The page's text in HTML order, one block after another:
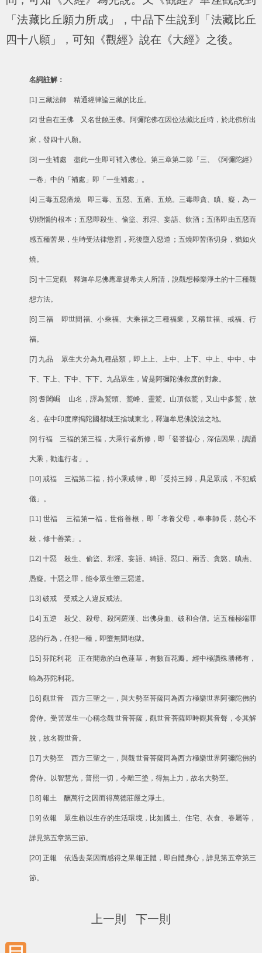
「法藏比丘願力所成」，中品下生說到「法藏比丘
四十八願」，可知《觀經》說在《大經》之後。
名詞註解：
[1] 三藏法師 精通經律論三藏的比丘。
[2] 世自在王佛 又名世饒王佛。阿彌陀佛在因位法藏比丘時，於此佛所出
家，發四十八願。
[3] 一生補處 盡此一生即可補入佛位。第三章第二節「三、《阿彌陀經》
一卷」中的「補處」即「一生補處」。
[4] 三毒五惡痛燒 即三毒、五惡、五痛、五燒。三毒即貪、瞋、癡，為一
切煩惱的根本；五惡即殺生、偷盜、邪淫、妄語、飲酒；五痛即由五惡而
感五種苦果，生時受法律懲罰，死後墮入惡道；五燒即苦痛切身，猶如火
燒。
[5] 十三定觀 釋迦牟尼佛應韋提希夫人所請，說觀想極樂淨土的十三種觀
想方法。
[6] 三福 即世間福、小乘福、大乘福之三種福業，又稱世福、戒福、行
福。
[7] 九品 眾生大分為九種品類，即上上、上中、上下、中上、中中、中
下、下上、下中、下下。九品眾生，皆是阿彌陀佛救度的對象。
[8] 耆闍崛 山名，譯為鷲頭、鷲峰、靈鷲。山頂似鷲，又山中多鷲，故
名。在中印度摩揭陀國都城王捨城東北，釋迦牟尼佛說法之地。
[9] 行福 三福的第三福，大乘行者所修，即「發菩提心，深信因果，讀誦
大乘，勸進行者」。
[10] 戒福 三福第二福，持小乘戒律，即「受持三歸，具足眾戒，不犯威
儀」。
[11] 世福 三福第一福，世俗善根，即「孝養父母，奉事師長，慈心不
殺，修十善業」。
[12] 十惡 殺生、偷盜、邪淫、妄語、綺語、惡口、兩舌、貪慾、瞋恚、
愚癡。十惡之罪，能令眾生墮三惡道。
[13] 破戒 受戒之人違反戒法。
[14] 五逆 殺父、殺母、殺阿羅漢、出佛身血、破和合僧。這五種極端罪
惡的行為，任犯一種，即墮無間地獄。
[15] 芬陀利花 正在開敷的白色蓮華，有數百花瓣。經中極讚殊勝稀有，
喻為芬陀利花。
[16] 觀世音 西方三聖之一，與大勢至菩薩同為西方極樂世界阿彌陀佛的
脅侍。受苦眾生一心稱念觀世音菩薩，觀世音菩薩即時觀其音聲，令其解
脫，故名觀世音。
[17] 大勢至 西方三聖之一，與觀世音菩薩同為西方極樂世界阿彌陀佛的
脅侍。以智慧光，普照一切，令離三塗，得無上力，故名大勢至。
[18] 報土 酬萬行之因而得萬德莊嚴之淨土。
[19] 依報 眾生賴以生存的生活環境，比如國土、住宅、衣食、眷屬等，
詳見第五章第三節。
[20] 正報 依過去業因而感得之果報正體，即自體身心，詳見第五章第三
節。
上一則 下一則